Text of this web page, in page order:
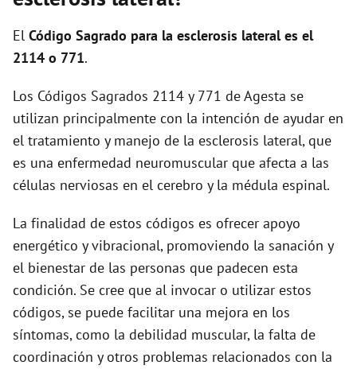
i
e
o
El Código Sagrado para la esclerosis lateral es el
2114 o 771.
Los Códigos Sagrados 2114 y 771 de Agesta se
utilizan principalmente con la intención de ayudar en
el tratamiento y manejo de la esclerosis lateral, que
es una enfermedad neuromuscular que afecta a las
células nerviosas en el cerebro y la médula espinal.
La finalidad de estos códigos es ofrecer apoyo
energético y vibracional, promoviendo la sanación y
el bienestar de las personas que padecen esta
condición. Se cree que al invocar o utilizar estos
códigos, se puede facilitar una mejora en los
síntomas, como la debilidad muscular, la falta de
coordinación y otros problemas relacionados con la